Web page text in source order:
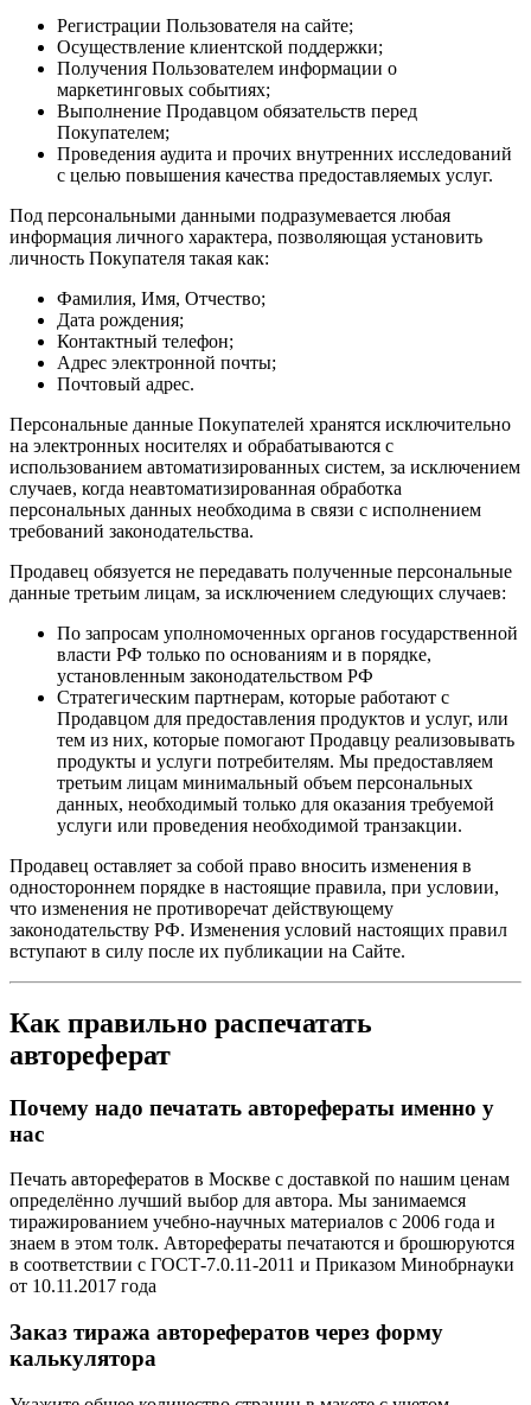
Регистрации Пользователя на сайте;
Осуществление клиентской поддержки;
Получения Пользователем информации о
маркетинговых событиях;
Выполнение Продавцом обязательств перед
Покупателем;
Проведения аудита и прочих внутренних исследований
с целью повышения качества предоставляемых услуг.
Под персональными данными подразумевается любая
информация личного характера, позволяющая установить
личность Покупателя такая как:
Фамилия, Имя, Отчество;
Дата рождения;
Контактный телефон;
Адрес электронной почты;
Почтовый адрес.
Персональные данные Покупателей хранятся исключительно
на электронных носителях и обрабатываются с
использованием автоматизированных систем, за исключением
случаев, когда неавтоматизированная обработка
персональных данных необходима в связи с исполнением
требований законодательства.
Продавец обязуется не передавать полученные персональные
данные третьим лицам, за исключением следующих случаев:
По запросам уполномоченных органов государственной
власти РФ только по основаниям и в порядке,
установленным законодательством РФ
Стратегическим партнерам, которые работают с
Продавцом для предоставления продуктов и услуг, или
тем из них, которые помогают Продавцу реализовывать
продукты и услуги потребителям. Мы предоставляем
третьим лицам минимальный объем персональных
данных, необходимый только для оказания требуемой
услуги или проведения необходимой транзакции.
Продавец оставляет за собой право вносить изменения в
одностороннем порядке в настоящие правила, при условии,
что изменения не противоречат действующему
законодательству РФ. Изменения условий настоящих правил
вступают в силу после их публикации на Сайте.
Как правильно распечатать
автореферат
Почему надо печатать авторефераты именно у
нас
Печать авторефератов в Москве с доставкой по нашим ценам
определённо лучший выбор для автора. Мы занимаемся
тиражированием учебно-научных материалов с 2006 года и
знаем в этом толк. Авторефераты печатаются и брошюруются
в соответствии с ГОСТ-7.0.11-2011 и Приказом Минобрнауки
от 10.11.2017 года
Заказ тиража авторефератов через форму
калькулятора